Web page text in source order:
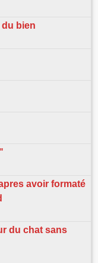
du bien
avoir formaté
du chat sans